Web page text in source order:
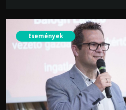
Események